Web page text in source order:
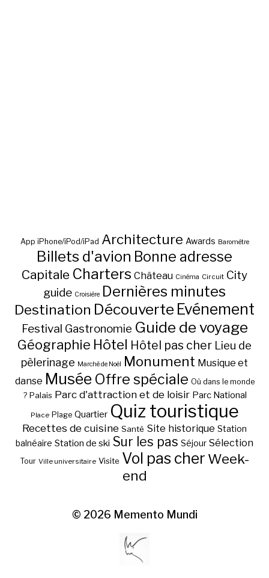
App iPhone/iPod/iPad Architecture Awards Baromètre
Billets d'avion Bonne adresse
Capitale Charters Château Cinéma Circuit City
guide Croisière Dernières minutes
Destination Découverte Evénement
Festival Gastronomie Guide de voyage
Géographie Hôtel Hôtel pas cher Lieu de
pèlerinage Marché de Noël Monument Musique et
danse Musée Offre spéciale Où dans le monde
? Palais Parc d'attraction et de loisir Parc National
Place Plage Quartier Quiz touristique
Recettes de cuisine Santé Site historique Station
balnéaire Station de ski Sur les pas Séjour Sélection
Tour Ville universitaire Visite Vol pas cher Week-
end
© 2026 Memento Mundi